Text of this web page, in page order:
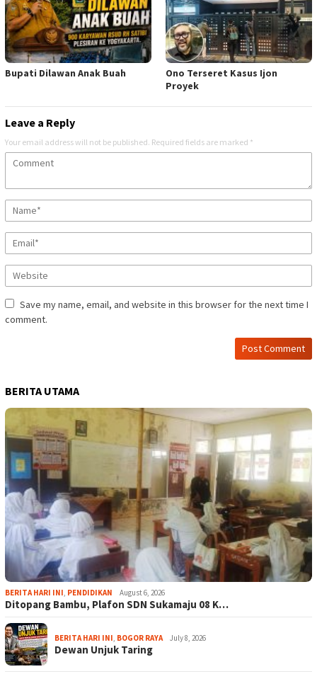
Bupati Dilawan Anak Buah
Ono Terseret Kasus Ijon
Proyek
Leave a Reply
Your email address will not be published. Required fields are marked *
Save my name, email, and website in this browser for the next time I
comment.
BERITA UTAMA
BERITA HARI INI, PENDIDIKAN August 6, 2026
Ditopang Bambu, Plafon SDN Sukamaju 08 K…
BERITA HARI INI, BOGOR RAYA July 8, 2026
Dewan Unjuk Taring